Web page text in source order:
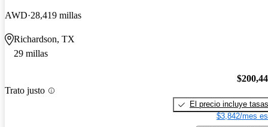
AWD 28,419 millas
Richardson, TX
29 millas
Trato justo
El precio incluye tasas
$3,842/mes